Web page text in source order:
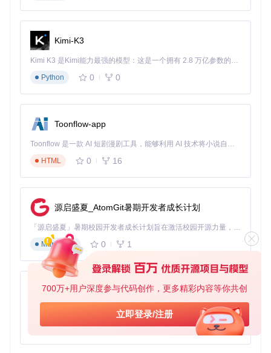
700万+用户深度参与代码创作，更多精彩内容等你共创
立即登录/注册
场景应用：谁需要这款工具？
音乐发烧友的Hi-Fi解决方案
对于追求极致音质的用户，LosslessSwitcher确保每首音乐都
频，还是标准CD音质的44.1kHz文件，工具都能自动匹配最佳
设置，呈现音乐创作者原本的声音细节。
音频工程师和制作人在处理多采样率素材时，无需再频繁手动
切换系统设置。LosslessSwitcher在后台自动调整设备参数，
率和音频处理精度。
即使是对音频技术了解有限的用户，也能享受到工具带来的便
利。安装后无需任何配置，应用自动启动并在菜单栏显示当前
状态，全程后台运行，不干扰日常电脑使用，却能显著提升音
乐聆听体验。
技术亮点：无缝切换的实现原理
LosslessSwitcher的技术优势体现在三个关键方面：首先是低
，确保采样率变更过程中无音频中断或爆音；
，应用仅占用少量系统资源，不会影响其他
应用运行。这些技术特性共同确保了工具的可靠性和高效性。
Kimi-K3
Kimi K3 是Kimi能力最强的模型：这是一个拥有 2.8 万亿参数的混合专家（MoE）模型，具备原生视觉理解能力，并支持 100 万 token 的上下文窗口。
Python
0 0
Toonflow-app
Toonflow 是一款 AI 短剧漫剧工具，能够利用 AI 技术将小说自动转化为剧本，并结合 AI 生成的图片和视频，实现高效的短剧创作。借助 Toonflow，可以轻松完成从文字到影像的全流程，让短剧制作变得更加智能与便捷。
HTML
0 16
源启盛夏_AtomGit暑期开发者成长计划
「源启盛夏」暑期校园开发者成长计划旨在激活校园开源力量，通过积分激励、认证扶持、资源倾斜等形式，引导高校组织和开发者完成「入驻 — 建项目 — 做贡献 — 获认证 — 得资源」的完整闭环。无论你是想带领社团入驻平台的组织者，还是希望用代码贡献证明自己的开发者，都能在这里找到属于你的成长路径。
Markdown
0 1
AionUi
免费、本地、开源的 24/7 全天候 Cowork 应用，以及适用于 Gemini CLI、Claude Code、Codex、OpenCode、Qwen Code、Goose CLI、Auggie 等的 OpenClaw | 🌟 喜欢就点star吧
TypeScript
0 6